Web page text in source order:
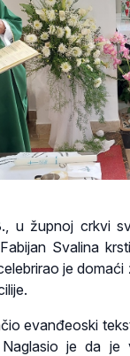
u župnoj crkvi
Svalina
je
evanđeoski
je da